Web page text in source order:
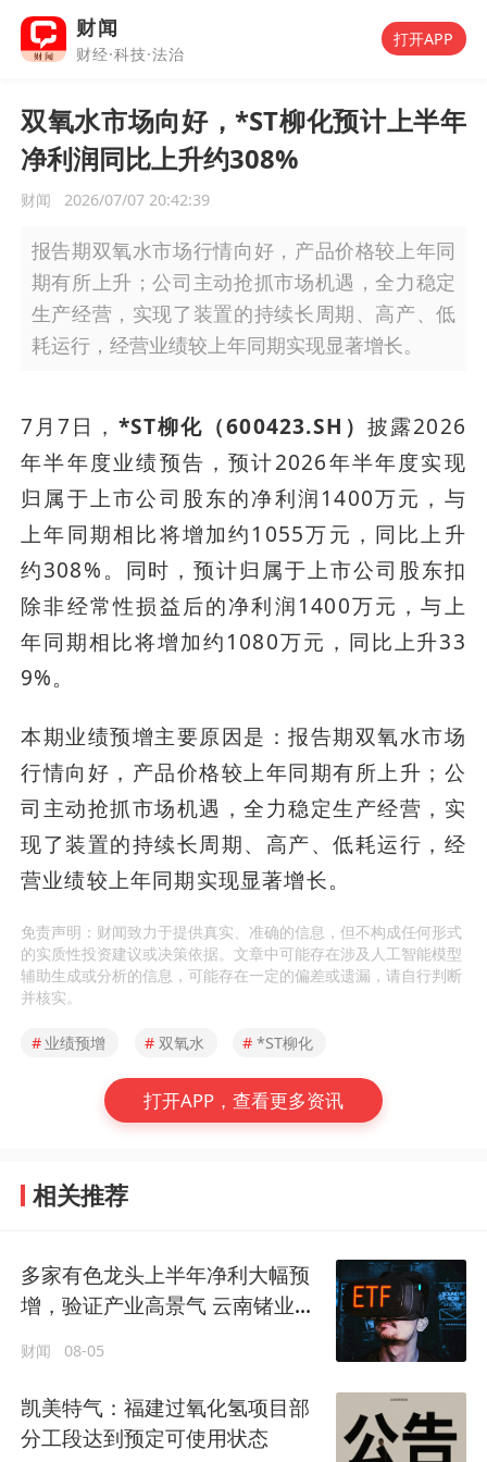
财闻
财经·科技·法治
打开APP
双氧水市场向好，*ST柳化预计上半年
净利润同比上升约308%
财闻 2026/07/07 20:42:39
报告期双氧水市场行情向好，产品价格较上年同
期有所上升；公司主动抢抓市场机遇，全力稳定
生产经营，实现了装置的持续长周期、高产、低
耗运行，经营业绩较上年同期实现显著增长。
7月7日， *ST柳化（600423.SH） 披露2026
年半年度业绩预告，预计2026年半年度实现
归属于上市公司股东的净利润1400万元，与
上年同期相比将增加约1055万元，同比上升
约308%。同时，预计归属于上市公司股东扣
除非经常性损益后的净利润1400万元，与上
年同期相比将增加约1080万元，同比上升33
9%。
本期业绩预增主要原因是：报告期双氧水市场
行情向好，产品价格较上年同期有所上升；公
司主动抢抓市场机遇，全力稳定生产经营，实
现了装置的持续长周期、高产、低耗运行，经
营业绩较上年同期实现显著增长。
免责声明：财闻致力于提供真实、准确的信息，但不构成任何形式
的实质性投资建议或决策依据。文章中可能存在涉及人工智能模型
辅助生成或分析的信息，可能存在一定的偏差或遗漏，请自行判断
并核实。
# 业绩预增 # 双氧水 # *ST柳化
打开APP，查看更多资讯
相关推荐
多家有色龙头上半年净利大幅预
增，验证产业高景气 云南锗业涨
财闻 08-05
凯美特气：福建过氧化氢项目部
分工段达到预定可使用状态